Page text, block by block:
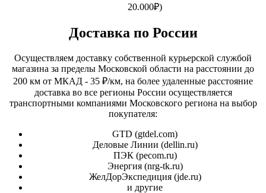
20.000₽)
Доставка по России
Осуществляем доставку собственной курьерской службой
магазина за пределы Московской области на расстоянии до
200 км от МКАД - 35 ₽/км, на более удаленные расстояние
доставка во все регионы России осуществляется
транспортными компаниями Московского региона на выбор
покупателя:
GTD (gtdel.com)
Деловые Линии (dellin.ru)
ПЭК (pecom.ru)
Энергия (nrg-tk.ru)
ЖелДорЭкспедиция (jde.ru)
и другие